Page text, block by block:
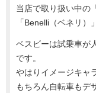
当店で取り扱い中の
「Benelli（ベネリ）
ベスビーは試乗車が
です。
やはりイメージキャ
もちろん自転車もデ